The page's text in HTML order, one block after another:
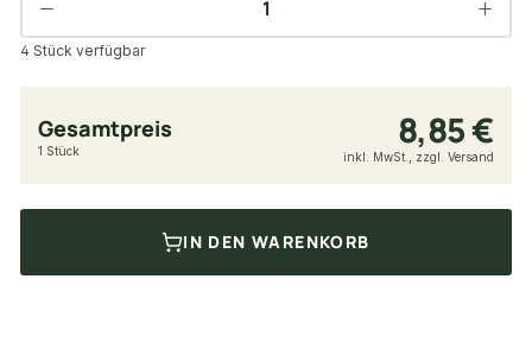
4 Stück verfügbar
Gesamtpreis 8,85 €
1 Stück inkl. MwSt., zzgl. Versand
IN DEN WARENKORB